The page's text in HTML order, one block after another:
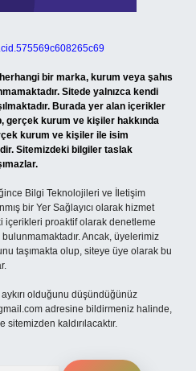
bir marka, kurum veya şahıs
Sitede yalnızca kendi
Burada yer alan içerikler
gerçek kurum ve kişiler hakkında
kurum ve kişiler ile isim
Sitemizdeki bilgiler taslak
Bilgi Teknolojileri ve İletişim
bir Yer Sağlayıcı olarak hizmet
içerikleri proaktif olarak denetleme
Ancak, üyelerimiz
taşımakta olup, siteye üye olarak bu
olduğunu düşündüğünüz
adresine bildirmeniz halinde,
kaldırılacaktır.